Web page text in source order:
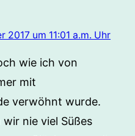
2017 um 11:01 a.m. Uhr
wie ich von
mit
verwöhnt wurde.
wir nie viel Süßes